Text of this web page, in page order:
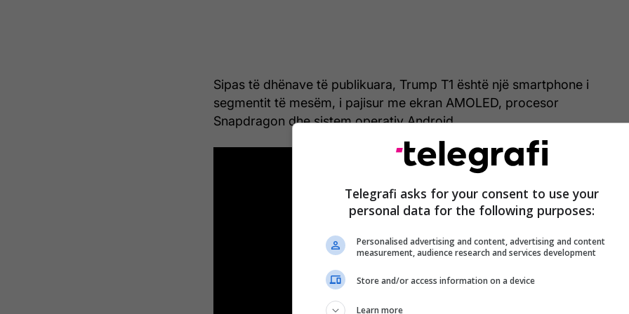
Sipas të dhënave të publikuara, Trump T1 është një smartphone i
segmentit të mesëm, i pajisur me ekran AMOLED, procesor
Snapdragon dhe sistem operativ Android.
Telegrafi asks for your consent to use your
personal data for the following purposes:
Personalised advertising and content, advertising and content
measurement, audience research and services development
Store and/or access information on a device
Learn more